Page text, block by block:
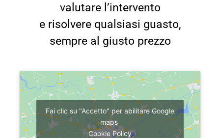
valutare l’intervento
e risolvere qualsiasi guasto,
sempre al giusto prezzo
Fai clic su "Accetto" per abilitare Google
maps
Cookie Policy